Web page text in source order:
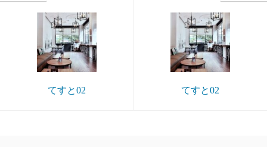
てすと02 てすと02